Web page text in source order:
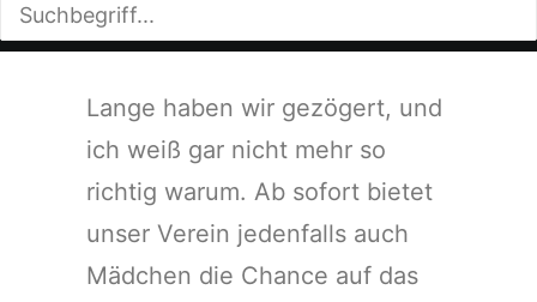
Lange haben wir gezögert, und
ich weiß gar nicht mehr so
richtig warum. Ab sofort bietet
unser Verein jedenfalls auch
Mädchen die Chance auf das